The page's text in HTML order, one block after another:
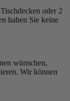
oder 2
haben Sie keine
wünschen,
Wir können